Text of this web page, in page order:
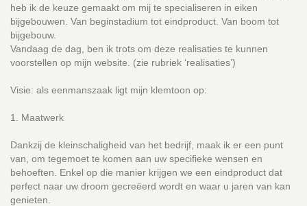
heb ik de keuze gemaakt om mij te specialiseren in eiken
bijgebouwen. Van beginstadium tot eindproduct. Van boom tot
bijgebouw.
Vandaag de dag, ben ik trots om deze realisaties te kunnen
voorstellen op mijn website. (zie rubriek ‘realisaties’)
Visie: als eenmanszaak ligt mijn klemtoon op:
1. Maatwerk
Dankzij de kleinschaligheid van het bedrijf, maak ik er een punt
van, om tegemoet te komen aan uw specifieke wensen en
behoeften. Enkel op die manier krijgen we een eindproduct dat
perfect naar uw droom gecreëerd wordt en waar u jaren van kan
genieten.